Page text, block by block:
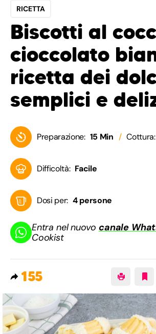
RICETTA
Biscotti al
cioccolato
ricetta dei
semplici e
Preparazione: 15 Min Cottura:
Difficoltà: Facile
Dosi per: 4 persone
Entra nel nuovocanale
Cookist
155